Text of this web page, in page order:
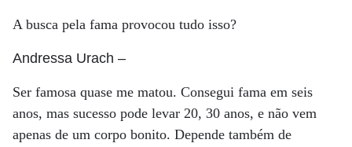
A busca pela fama provocou tudo isso?
Andressa Urach –
Ser famosa quase me matou. Consegui fama em seis
anos, mas sucesso pode levar 20, 30 anos, e não vem
apenas de um corpo bonito. Depende também de